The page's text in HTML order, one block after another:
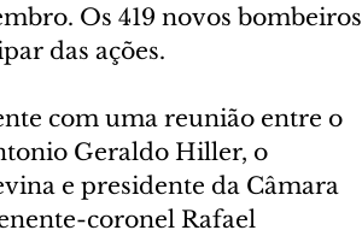
Os 419 novos bombeiros
das ações.
com uma reunião entre o
Geraldo Hiller, o
e presidente da Câmara
coronel Rafael